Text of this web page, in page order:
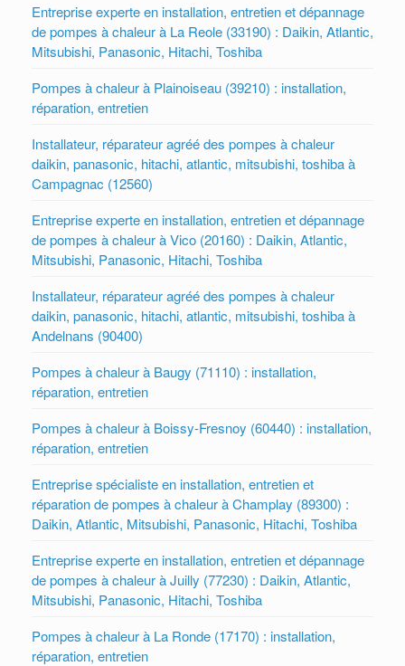
Entreprise experte en installation, entretien et dépannage
de pompes à chaleur à La Reole (33190) : Daikin, Atlantic,
Mitsubishi, Panasonic, Hitachi, Toshiba
Pompes à chaleur à Plainoiseau (39210) : installation,
réparation, entretien
Installateur, réparateur agréé des pompes à chaleur
daikin, panasonic, hitachi, atlantic, mitsubishi, toshiba à
Campagnac (12560)
Entreprise experte en installation, entretien et dépannage
de pompes à chaleur à Vico (20160) : Daikin, Atlantic,
Mitsubishi, Panasonic, Hitachi, Toshiba
Installateur, réparateur agréé des pompes à chaleur
daikin, panasonic, hitachi, atlantic, mitsubishi, toshiba à
Andelnans (90400)
Pompes à chaleur à Baugy (71110) : installation,
réparation, entretien
Pompes à chaleur à Boissy-Fresnoy (60440) : installation,
réparation, entretien
Entreprise spécialiste en installation, entretien et
réparation de pompes à chaleur à Champlay (89300) :
Daikin, Atlantic, Mitsubishi, Panasonic, Hitachi, Toshiba
Entreprise experte en installation, entretien et dépannage
de pompes à chaleur à Juilly (77230) : Daikin, Atlantic,
Mitsubishi, Panasonic, Hitachi, Toshiba
Pompes à chaleur à La Ronde (17170) : installation,
réparation, entretien